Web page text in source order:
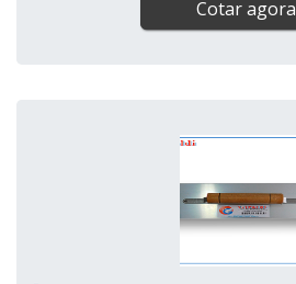
Cotar agora